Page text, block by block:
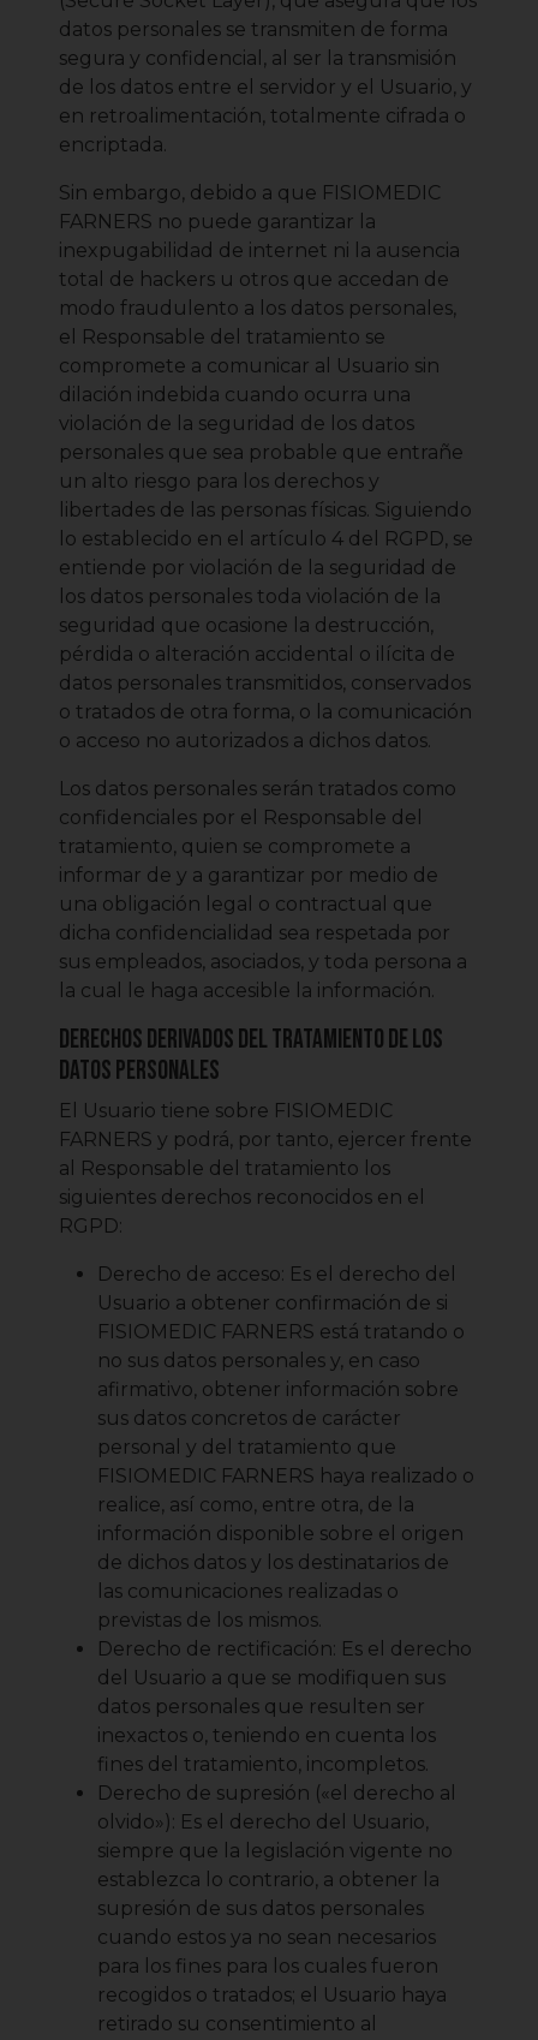
datos personales se transmiten de forma
segura y confidencial, al ser la transmisión
de los datos entre el servidor y el Usuario, y
en retroalimentación, totalmente cifrada o
encriptada.
Sin embargo, debido a que FISIOMEDIC
FARNERS no puede garantizar la
inexpugabilidad de internet ni la ausencia
total de hackers u otros que accedan de
modo fraudulento a los datos personales,
el Responsable del tratamiento se
compromete a comunicar al Usuario sin
dilación indebida cuando ocurra una
violación de la seguridad de los datos
personales que sea probable que entrañe
un alto riesgo para los derechos y
libertades de las personas físicas. Siguiendo
lo establecido en el artículo 4 del RGPD, se
entiende por violación de la seguridad de
los datos personales toda violación de la
seguridad que ocasione la destrucción,
pérdida o alteración accidental o ilícita de
datos personales transmitidos, conservados
o tratados de otra forma, o la comunicación
o acceso no autorizados a dichos datos.
Los datos personales serán tratados como
confidenciales por el Responsable del
tratamiento, quien se compromete a
informar de y a garantizar por medio de
una obligación legal o contractual que
dicha confidencialidad sea respetada por
sus empleados, asociados, y toda persona a
la cual le haga accesible la información.
Derechos derivados del tratamiento de los
datos personales
El Usuario tiene sobre FISIOMEDIC
FARNERS y podrá, por tanto, ejercer frente
al Responsable del tratamiento los
siguientes derechos reconocidos en el
RGPD:
Derecho de acceso: Es el derecho del
Usuario a obtener confirmación de si
FISIOMEDIC FARNERS está tratando o
no sus datos personales y, en caso
afirmativo, obtener información sobre
sus datos concretos de carácter
personal y del tratamiento que
FISIOMEDIC FARNERS haya realizado o
realice, así como, entre otra, de la
información disponible sobre el origen
de dichos datos y los destinatarios de
las comunicaciones realizadas o
previstas de los mismos.
Derecho de rectificación: Es el derecho
del Usuario a que se modifiquen sus
datos personales que resulten ser
inexactos o, teniendo en cuenta los
fines del tratamiento, incompletos.
Derecho de supresión («el derecho al
olvido»): Es el derecho del Usuario,
siempre que la legislación vigente no
establezca lo contrario, a obtener la
supresión de sus datos personales
cuando estos ya no sean necesarios
para los fines para los cuales fueron
recogidos o tratados; el Usuario haya
retirado su consentimiento al